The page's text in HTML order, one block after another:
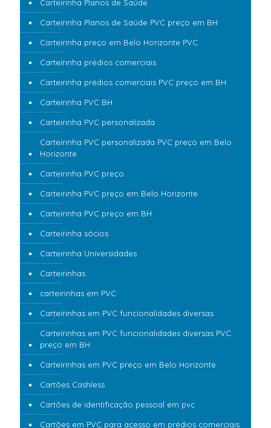
Carteirinha Planos de Saúde
Carteirinha Planos de Saúde PVC preço em BH
Carteirinha preço em Belo Horizonte PVC
Carteirinha prédios comerciais
Carteirinha prédios comerciais PVC preço em BH
Carteirinha PVC BH
Carteirinha PVC personalizada
Carteirinha PVC personalizada PVC preço em Belo
Horizonte
Carteirinha PVC preço
Carteirinha PVC preço em Belo Horizonte
Carteirinha PVC preço em BH
Carteirinha sócios
Carteirinha Universidades
Carteirinhas
carteirinhas em PVC
Carteirinhas em PVC funcionalidades diversas
Carteirinhas em PVC funcionalidades diversas PVC
preço em BH
Carteirinhas em PVC preço em Belo Horizonte
Cartões Cashless
Cartões de identificação pessoal em pvc
Cartões em PVC para acesso em prédios comerciais